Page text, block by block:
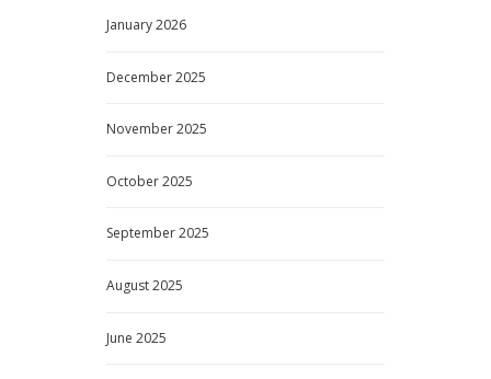
January2026
December2025
November2025
October2025
September2025
August2025
June 2025